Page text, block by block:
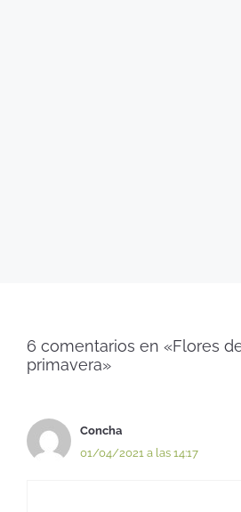
6 comentarios en «Flores
primavera»
Concha
01/04/2021 a las 14:17